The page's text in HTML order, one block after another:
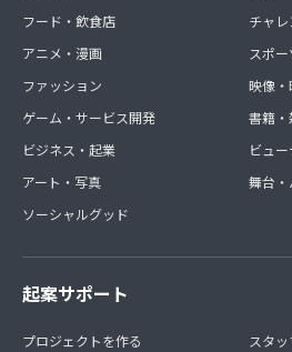
フード・飲食店
アニメ・漫画
ファッション
ゲーム・サービス開発
ビジネス・起業
アート・写真
ソーシャルグッド
チャレ
スポー
映像・
書籍
ビュ
舞台・
起案サポート
プロジェクトを作る
スタ